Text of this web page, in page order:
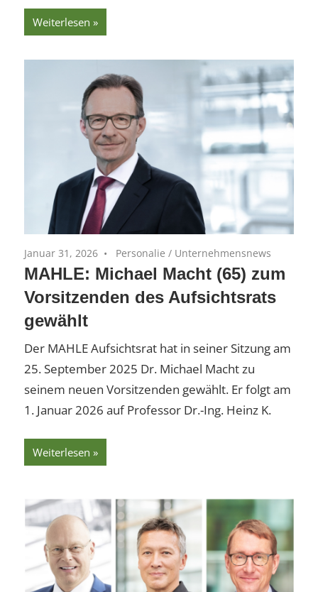
Weiterlesen
Januar 31, 2026 Personalie / Unternehmensnews
MAHLE: Michael Macht (65) zum
Vorsitzenden des Aufsichtsrats
gewählt
Der MAHLE Aufsichtsrat hat in seiner Sitzung am
25. September 2025 Dr. Michael Macht zu
seinem neuen Vorsitzenden gewählt. Er folgt am
1. Januar 2026 auf Professor Dr.-Ing. Heinz K.
Weiterlesen